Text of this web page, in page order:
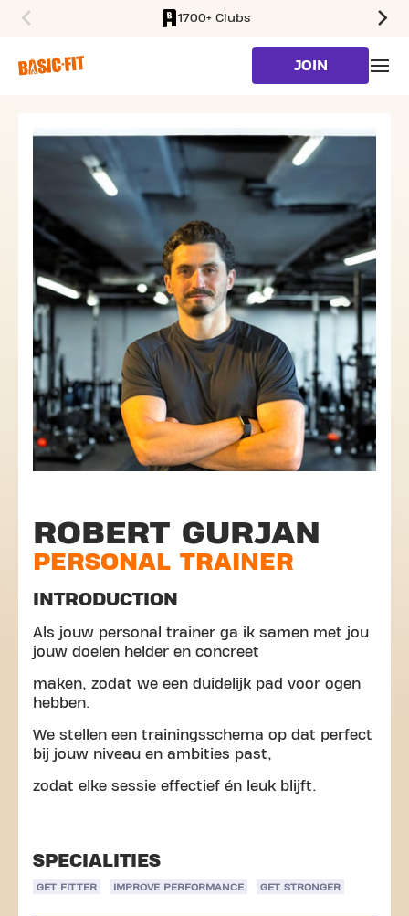
1700+ Clubs
JOIN
ROBERT GURJAN
PERSONAL TRAINER
INTRODUCTION
Als jouw personal trainer ga ik samen met jou
jouw doelen helder en concreet
maken, zodat we een duidelijk pad voor ogen
hebben.
We stellen een trainingsschema op dat perfect
bij jouw niveau en ambities past,
zodat elke sessie effectief én leuk blijft.
SPECIALITIES
GET FITTER IMPROVE PERFORMANCE GET STRONGER